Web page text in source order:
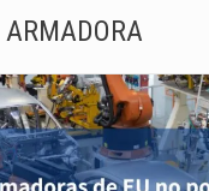
ARMADORA